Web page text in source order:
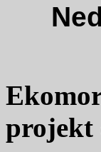
projekt